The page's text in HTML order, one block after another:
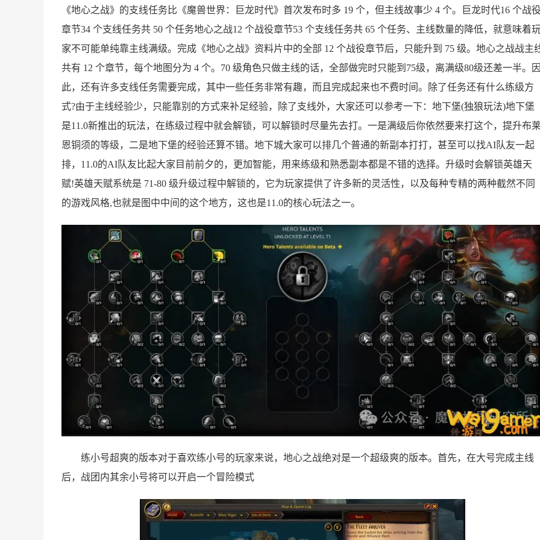
《地心之战》的支线任务比《魔兽世界：巨龙时代》首次发布时多 19 个，但主线故事少 4 个。巨龙时代16 个战
章节34 个支线任务共 50 个任务地心之战12 个战役章节53 个支线任务共 65 个任务、主线数量的降低，就意味着
家不可能单纯靠主线满级。完成《地心之战》资料片中的全部 12 个战役章节后，只能升到 75 级。地心之战战主
共有 12 个章节，每个地图分为 4 个。70 级角色只做主线的话，全部做完时只能到75级，离满级80级还差一半。因
此，还有许多支线任务需要完成，其中一些任务非常有趣，而且完成起来也不费时间。除了任务还有什么练级方
式?由于主线经验少，只能靠别的方式来补足经验，除了支线外，大家还可以参考一下：地下堡(独狼玩法)地下堡
是11.0新推出的玩法，在练级过程中就会解锁，可以解锁时尽量先去打。一是满级后你依然要来打这个，提升布
恩铜须的等级，二是地下堡的经验还算不错。地下城大家可以排几个普通的新副本打打，甚至可以找AI队友一起
排，11.0的AI队友比起大家目前前夕的，更加智能，用来练级和熟悉副本都是不错的选择。升级时会解锁英雄天
赋!英雄天赋系统是 71-80 级升级过程中解锁的，它为玩家提供了许多新的灵活性，以及每种专精的两种截然不同
的游戏风格,也就是图中中间的这个地方，这也是11.0的核心玩法之一。
练小号超爽的版本对于喜欢练小号的玩家来说，地心之战绝对是一个超级爽的版本。首先，在大号完成主线
后，战团内其余小号将可以开启一个冒险模式